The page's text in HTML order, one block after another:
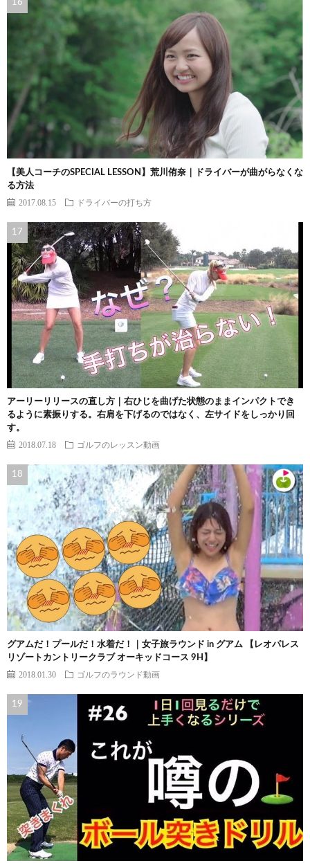
【美人コーチのSPECIAL LESSON】荒川侑奈｜ドライバーが曲がらなくな
る方法
2017.08.15 ドライバーの打ち方
アーリーリリースの直し方｜右ひじを曲げた状態のままインパクトでき
るように素振りする。右肩を下げるのではなく、左サイドをしっかり回
す。
2018.07.18 ゴルフのレッスン動画
グアムだ！プールだ！水着だ！｜女子旅ラウンド in グアム 【レオパレス
リゾートカントリークラブ オーキッドコース 9H】
2018.01.30 ゴルフのラウンド動画